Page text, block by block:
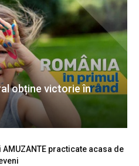
obține victorie în
AMUZANTE practicate acasa de